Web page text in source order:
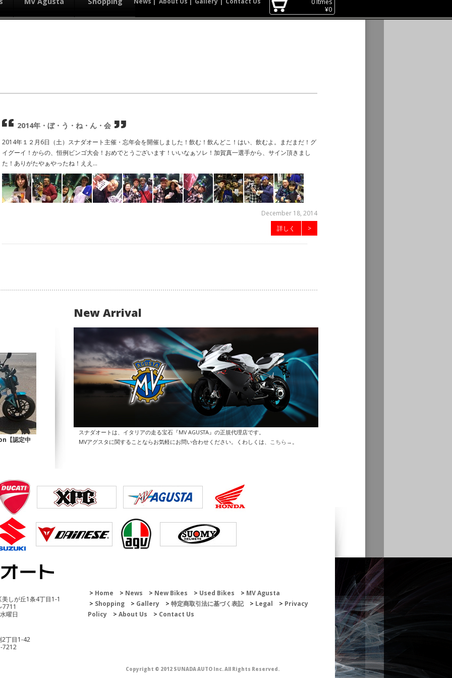
0 Itmes
¥0
2014年・ぼ・う・ね・ん・会
2014年１２月6日（土）スナダオート主催・忘年会を開催しました！飲む！飲んどこ！はい、飲むよ。まだまだ！グ
イグーイ！からの、恒例ビンゴ大会！おめでとうございます！いいなぁソレ！加賀真一選手から、サイン頂きまし
た！ありがたやぁやったね！ええ...
December 18, 2014
詳しく
>
【認定中
New Arrival
スナダオートは、イタリアの走る宝石『MV AGUSTA』の正規代理店です。
MVアグスタに関することならお気軽にお問い合わせください。くわしくは、 こちら→ 。
しが丘1条4丁目1-1
7711
曜日
丁目1-42
7212
Home News New Bikes Used Bikes
MV Agusta
Shopping
Gallery 特定商取引法に基づく表記 Legal
Privacy
Policy
About Us Contact Us
Copyright © 2012 SUNADA AUTO Inc. All Rights Reserved.